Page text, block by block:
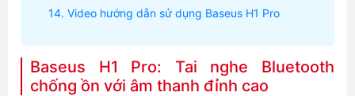
Video hướng dẫn sử dụng Baseus H1 Pro
Baseus H1 Pro: Tai nghe Bluetooth
chống ồn với âm thanh đỉnh cao